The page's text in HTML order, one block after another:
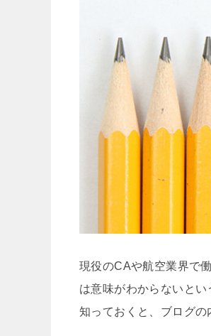
現役のCAや航空業界で
は意味がわからないと
知っておくと、ブログ